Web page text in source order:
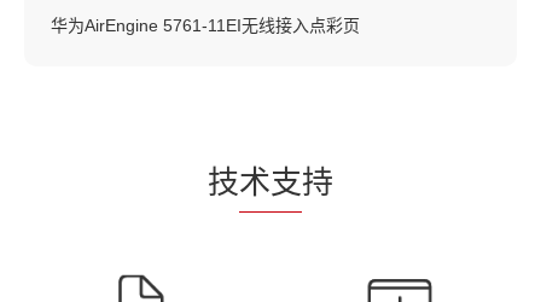
华为AirEngine 5761-11EI无线接入点彩页
技术支持